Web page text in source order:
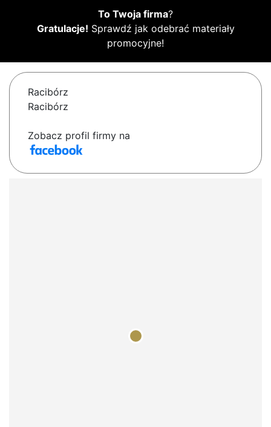
To Twoja firma?
Gratulacje! Sprawdź jak odebrać materiały
promocyjne!
Racibórz
Racibórz
Zobacz profil firmy na